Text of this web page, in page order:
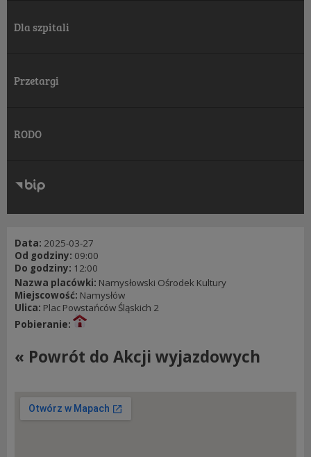
Dla szpitali
Przetargi
RODO
RODO
Klauzule informacyjne
Data: 2025-03-27
Od godziny: 09:00
Do godziny: 12:00
Nazwa placówki: Namysłowski Ośrodek Kultury
Miejscowość: Namysłów
Ulica: Plac Powstańców Śląskich 2
Pobieranie:
« Powrót do Akcji wyjazdowych